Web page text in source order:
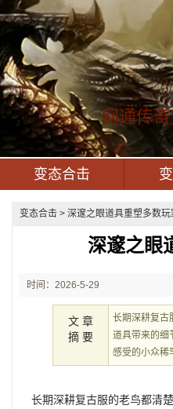
网通传
变态合击
变态合击 > 深邃之眼道具重塑多数
深邃之眼
时间：2026-5-29
21:30:08
文 章
摘 要
长期深耕复古
道具带来的细
感受的小众稀
长期深耕复古服的老鸟都清